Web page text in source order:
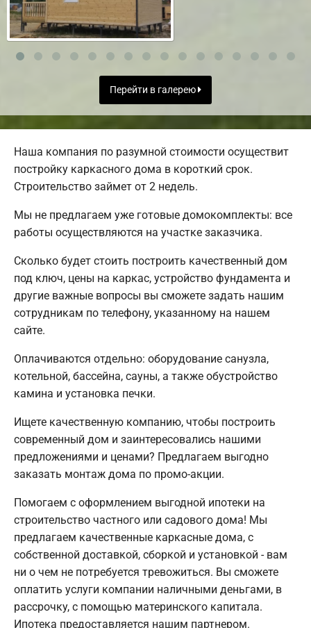
Перейти в галерею
Наша компания по разумной стоимости осуществит
постройку каркасного дома в короткий срок.
Строительство займет от 2 недель.
Мы не предлагаем уже готовые домокомплекты: все
работы осуществляются на участке заказчика.
Сколько будет стоить построить качественный дом
под ключ, цены на каркас, устройство фундамента и
другие важные вопросы вы сможете задать нашим
сотрудникам по телефону, указанному на нашем
сайте.
Оплачиваются отдельно: оборудование санузла,
котельной, бассейна, сауны, а также обустройство
камина и установка печки.
Ищете качественную компанию, чтобы построить
современный дом и заинтересовались нашими
предложениями и ценами? Предлагаем выгодно
заказать монтаж дома по промо-акции.
Помогаем с оформлением выгодной ипотеки на
строительство частного или садового дома! Мы
предлагаем качественные каркасные дома, с
собственной доставкой, сборкой и установкой - вам
ни о чем не потребуется тревожиться. Вы сможете
оплатить услуги компании наличными деньгами, в
рассрочку, с помощью материнского капитала.
Ипотека предоставляется нашим партнером.